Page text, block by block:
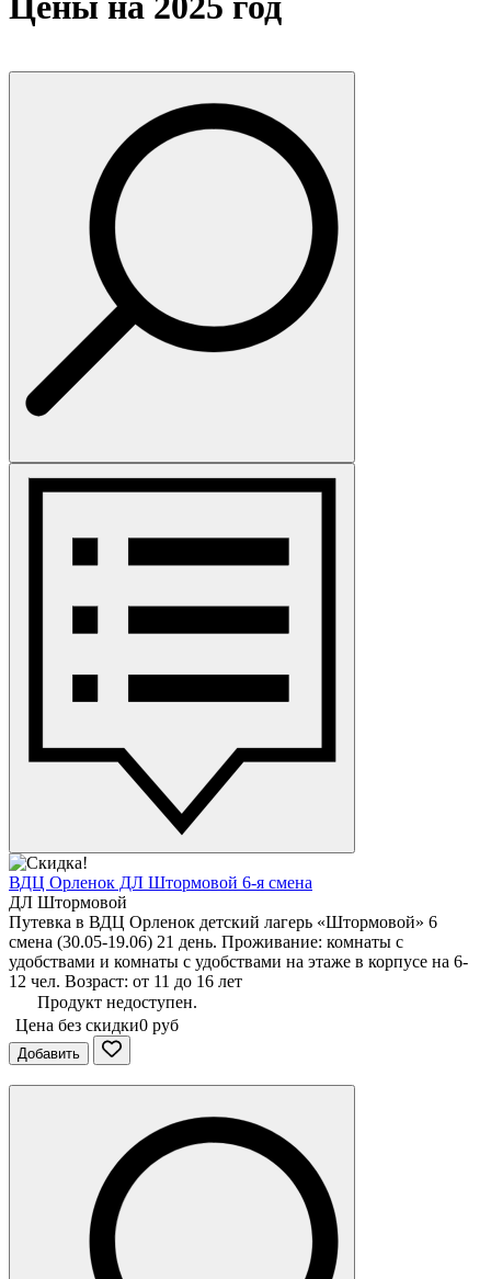
ВДЦ Орленок ДЛ Штормовой 6-я смена
ДЛ Штормовой
Путевка в ВДЦ Орленок детский лагерь «Штормовой» 6
смена (30.05-19.06) 21 день. Проживание: комнаты с
удобствами и комнаты с удобствами на этаже в корпусе на 6-
12 чел. Возраст: от 11 до 16 лет
Продукт недоступен.
Цена без скидки0 руб
Добавить